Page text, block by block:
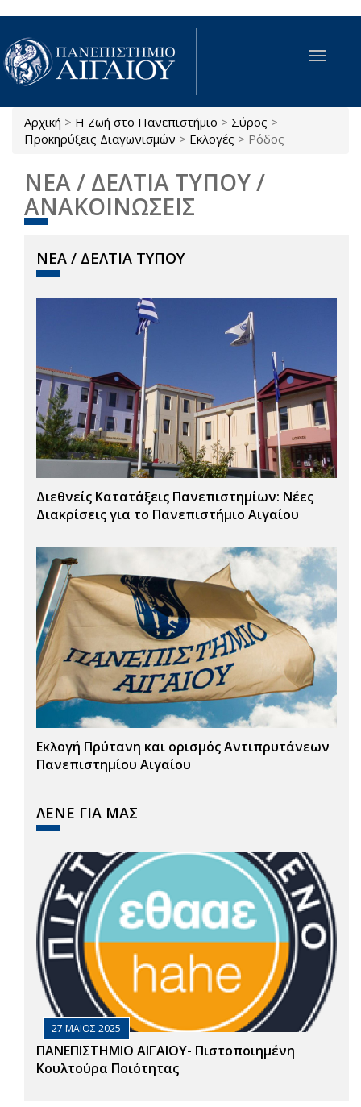
Παράκαμψη προς το κυρίως περιεχόμενο
Toggle
Είστε εδώ
Αρχική > Η Ζωή στο Πανεπιστήμιο > Σύρος >
Προκηρύξεις Διαγωνισμών > Εκλογές > Ρόδος
ΝΕΑ / ΔΕΛΤΙΑ ΤΥΠΟΥ /
ΑΝΑΚΟΙΝΩΣΕΙΣ
ΝΕΑ / ΔΕΛΤΙΑ ΤΥΠΟΥ
Διεθνείς Κατατάξεις Πανεπιστημίων: Νέες
Διακρίσεις για το Πανεπιστήμιο Αιγαίου
Εκλογή Πρύτανη και ορισμός Αντιπρυτάνεων
Πανεπιστημίου Αιγαίου
ΛΕΝΕ ΓΙΑ ΜΑΣ
27 ΜΑΙΟΣ 2025
ΠΑΝΕΠΙΣΤΗΜΙΟ ΑΙΓΑΙΟΥ- Πιστοποιημένη
Κουλτούρα Ποιότητας